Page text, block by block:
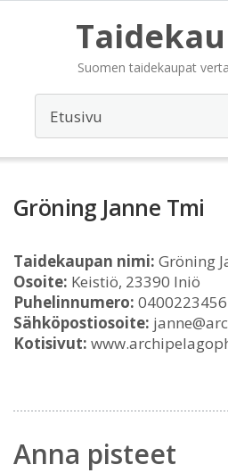
Suomen taidekaupat
Gröning Janne Tmi
Taidekaupan nimi: Gröning
Osoite: Keistiö, 23390 Iniö
Puhelinnumero: 0400223456
Sähköpostiosoite:
Kotisivut:
Anna pisteet